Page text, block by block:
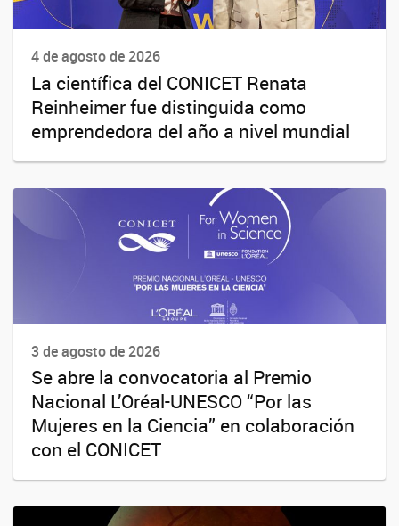
4 de agosto de 2026
La científica del CONICET Renata
Reinheimer fue distinguida como
emprendedora del año a nivel mundial
3 de agosto de 2026
Se abre la convocatoria al Premio
Nacional L’Oréal-UNESCO “Por las
Mujeres en la Ciencia” en colaboración
con el CONICET